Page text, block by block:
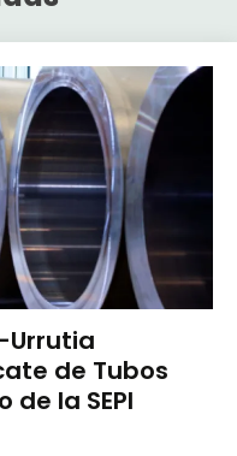
Urrutia
de Tubos
la SEPI